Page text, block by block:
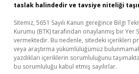
taslak halindedir ve tavsiye niteliği
Sitemiz, 5651 Sayılı Kanun gereğince Bilgi
Kurumu (BTK) tarafından onaylanmış bir Yer
vermektedir. Bu nedenle, sitedeki içerikleri
veya araştırma yükümlülüğümüz
yazdıkları içeriklerin sorumluluğunu
bu sorumluluğu kabul etmiş sayılırlar.